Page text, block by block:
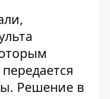
Решение в